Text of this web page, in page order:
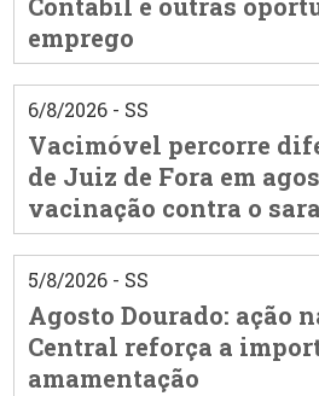
emprego
6/8/2026 - SS
Vacimóvel percorre
de Juiz de Fora em
vacinação contra o
5/8/2026 - SS
Agosto Dourado: ação
Central reforça a
amamentação